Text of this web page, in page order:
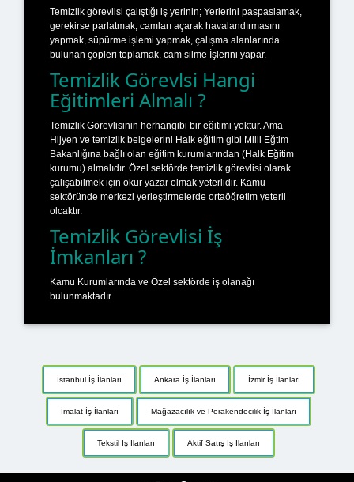
Temizlik görevlisi çalıştığı iş yerinin; Yerlerini paspaslamak,
gerekirse parlatmak, camları açarak havalandırmasını
yapmak, süpürme işlemi yapmak, çalışma alanlarında
bulunan çöpleri toplamak, cam silme İşlerini yapar.
Temizlik Görevlsi Hangi
Eğitimleri Almalı ?
Temizlik Görevlisinin herhangibi bir eğitimi yoktur. Ama
Hijyen ve temizlik belgelerini Halk eğitim gibi Milli Eğtim
Bakanlığına bağlı olan eğitim kurumlarından (Halk Eğitim
kurumu) almalıdır. Özel sektörde temizlik görevlisi olarak
çalışabilmek için okur yazar olmak yeterlidir. Kamu
sektöründe merkezi yerleştirmelerde ortaöğretim yeterli
olcaktır.
Temizlik Görevlisi İş
İmkanları ?
Kamu Kurumlarında ve Özel sektörde iş olanağı
bulunmaktadır.
İstanbul İş İlanları Ankara İş İlanları İzmir İş İlanları
İmalat İş İlanları Mağazacılık ve Perakendecilik İş İlanları
Tekstil İş İlanları Aktif Satış İş İlanları